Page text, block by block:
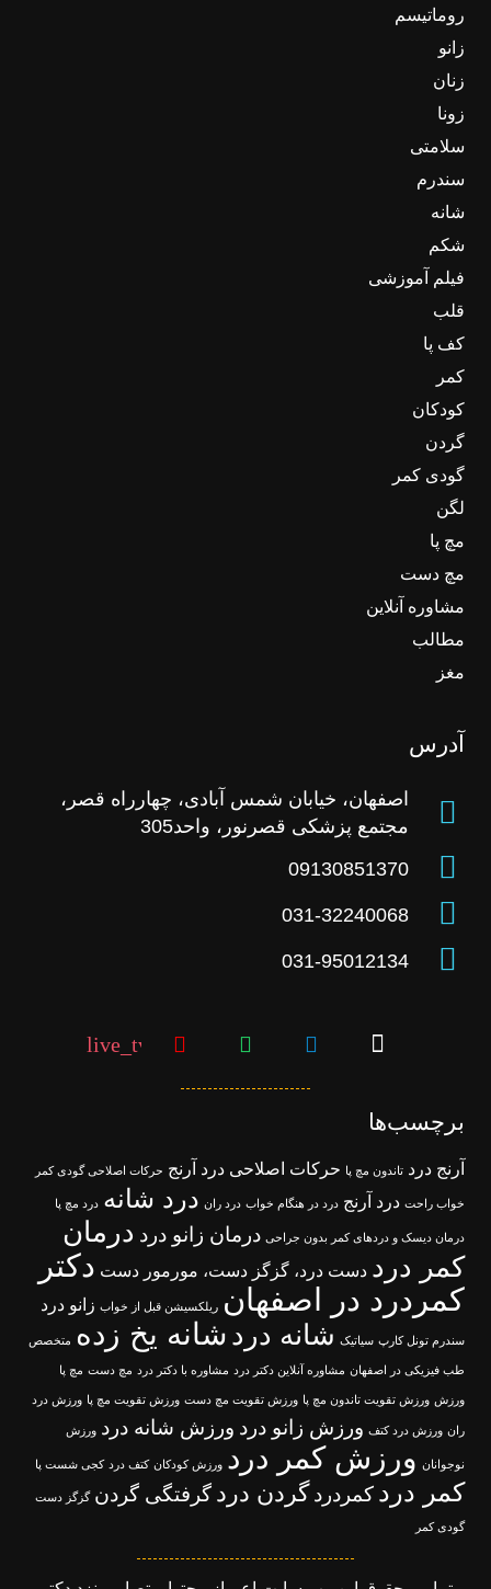
روماتیسم
زانو
زنان
زونا
سلامتی
سندرم
شانه
شکم
فیلم آموزشی
قلب
کف پا
کمر
کودکان
گردن
گودی کمر
لگن
مچ پا
مچ دست
مشاوره آنلاین
مطالب
مغز
آدرس
اصفهان، خیابان شمس آبادی، چهارراه قصر،
مجتمع پزشکی قصرنور، واحد305
09130851370
031-32240068
031-95012134
live_tv
برچسب‌ها
آرنج درد تاندون مچ پا حرکات اصلاحی درد آرنج حرکات اصلاحی گودی کمر
خواب راحت درد آرنج درد در هنگام خواب درد ران درد شانه درد مچ پا
درمان دیسک و دردهای کمر بدون جراحی درمان زانو درد درمان
کمر درد دست درد، گزگز دست، مورمور دست دکتر
کمردرد در اصفهان ریلکسیشن قبل از خواب زانو درد
سندرم تونل کارپ سیاتیک شانه درد شانه یخ زده متخصص
طب فیزیکی در اصفهان مشاوره آنلاین دکتر درد مشاوره با دکتر درد مچ دست مچ پا
ورزش ورزش تقویت تاندون مچ پا ورزش تقویت مچ دست ورزش تقویت مچ پا ورزش درد
ران ورزش درد کتف ورزش زانو درد ورزش شانه درد ورزش
نوجوانان ورزش کمر درد ورزش کودکان کتف درد کجی شست پا
کمر درد کمردرد گردن درد گرفتگی گردن گزگز دست
گودی کمر